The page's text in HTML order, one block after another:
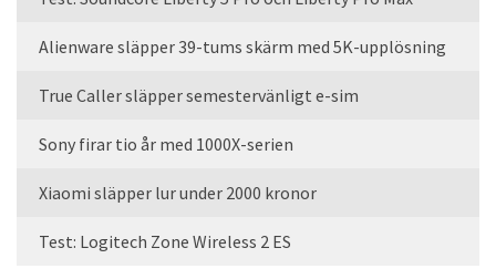
Alienware släpper 39-tums skärm med 5K-upplösning
True Caller släpper semestervänligt e-sim
Sony firar tio år med 1000X-serien
Xiaomi släpper lur under 2000 kronor
Test: Logitech Zone Wireless 2 ES